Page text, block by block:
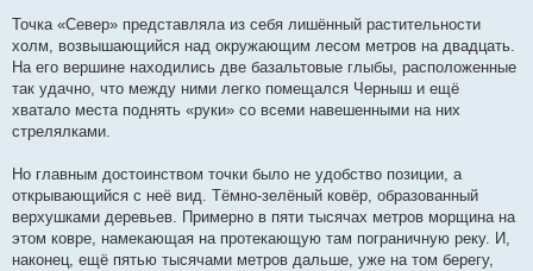
Точка «Север» представляла из себя лишённый растительности
холм, возвышающийся над окружающим лесом метров на двадцать.
На его вершине находились две базальтовые глыбы, расположенные
так удачно, что между ними легко помещался Черныш и ещё
хватало места поднять «руки» со всеми навешенными на них
стрелялками.
Но главным достоинством точки было не удобство позиции, а
открывающийся с неё вид. Тёмно-зелёный ковёр, образованный
верхушками деревьев. Примерно в пяти тысячах метров морщина на
этом ковре, намекающая на протекающую там пограничную реку. И,
наконец, ещё пятью тысячами метров дальше, уже на том берегу,